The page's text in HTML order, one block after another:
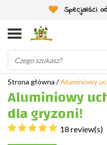
Specjaliści
Strona główna /Aluminiowy
Aluminiowy
dla gryzoni!
18 review(s)